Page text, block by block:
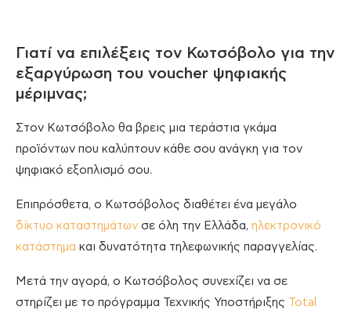
Γιατί να επιλέξεις τον Κωτσόβολο για την
εξαργύρωση του voucher ψηφιακής
μέριμνας;
Στον Κωτσόβολο θα βρεις μια τεράστια γκάμα
προϊόντων που καλύπτουν κάθε σου ανάγκη για τον
ψηφιακό εξοπλισμό σου.
Επιπρόσθετα, ο Κωτσόβολος διαθέτει ένα μεγάλο
δίκτυο καταστημάτων σε όλη την Ελλάδα, ηλεκτρονικό
κατάστημα και δυνατότητα τηλεφωνικής παραγγελίας.
Μετά την αγορά, ο Κωτσόβολος συνεχίζει να σε
στηρίζει με το πρόγραμμα Τεχνικής Υποστήριξης
Total